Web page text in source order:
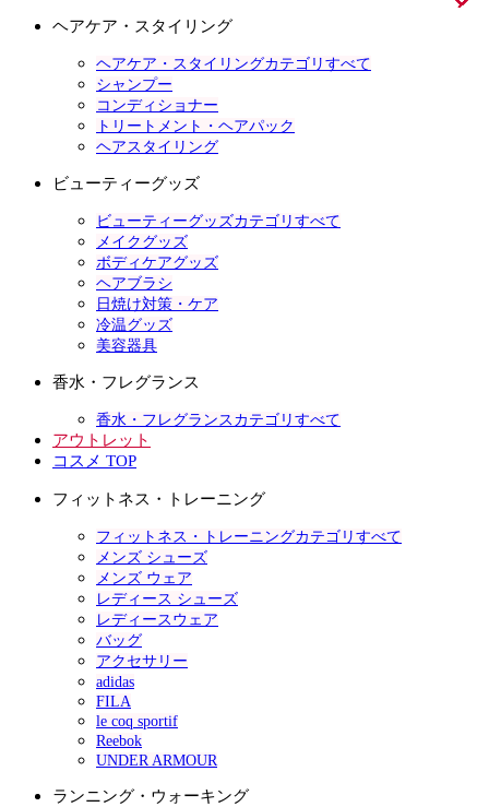
ヘアケア・スタイリング
ヘアケア・スタイリングカテゴリすべて
シャンプー
コンディショナー
トリートメント・ヘアパック
ヘアスタイリング
ビューティーグッズ
ビューティーグッズカテゴリすべて
メイクグッズ
ボディケアグッズ
ヘアブラシ
日焼け対策・ケア
冷温グッズ
美容器具
香水・フレグランス
香水・フレグランスカテゴリすべて
アウトレット
コスメ TOP
フィットネス・トレーニング
フィットネス・トレーニングカテゴリすべて
メンズ シューズ
メンズ ウェア
レディース シューズ
レディースウェア
バッグ
アクセサリー
adidas
FILA
le coq sportif
Reebok
UNDER ARMOUR
ランニング・ウォーキング